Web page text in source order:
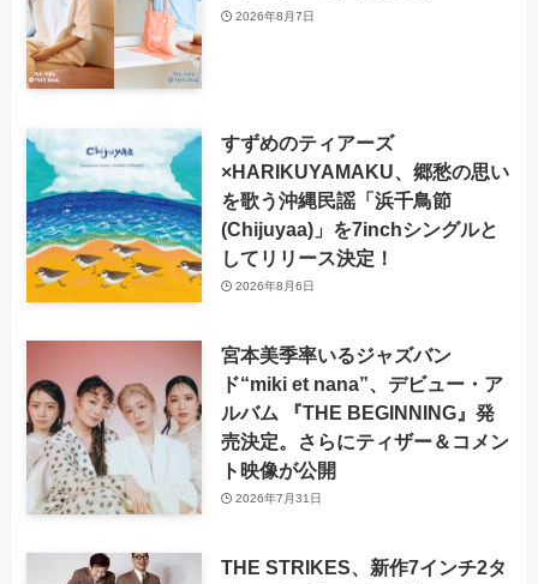
2026年8月7日
すずめのティアーズ
×HARIKUYAMAKU、郷愁の思い
を歌う沖縄民謡「浜千鳥節
(Chijuyaa)」を7inchシングルと
してリリース決定！
2026年8月6日
宮本美季率いるジャズバン
ド“miki et nana”、デビュー・ア
ルバム 『THE BEGINNING』発
売決定。さらにティザー＆コメン
ト映像が公開
2026年7月31日
THE STRIKES、新作7インチ2タ